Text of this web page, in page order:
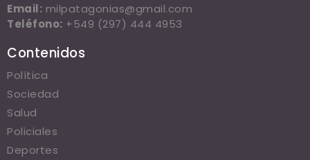
Email: milpatagonias@gmail.com
Teléfono: +549 (297) 444 4953
Contenidos
Política
Sociedad
Salud
Policiales
Deportes